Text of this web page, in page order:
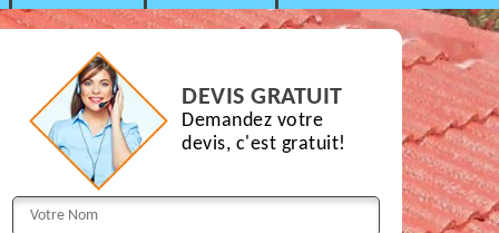
DEVIS GRATUIT
Demandez votre
devis, c'est gratuit!